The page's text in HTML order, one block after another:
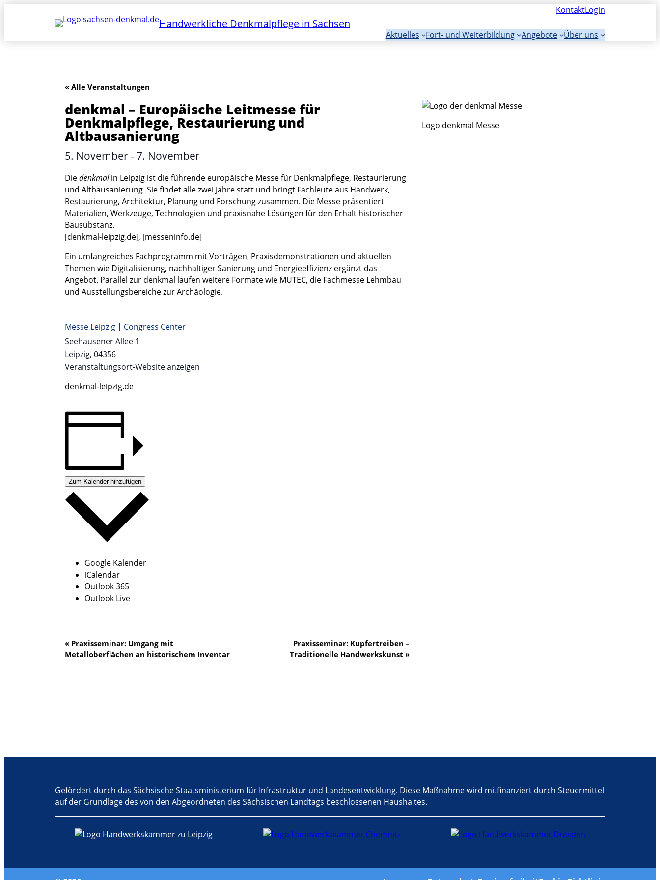
KontaktLogin
Handwerkliche Denkmalpflege in Sachsen
Aktuelles Fort- und Weiterbildung Angebote Über uns
« Alle Veranstaltungen
denkmal – Europäische Leitmesse für
Denkmalpflege, Restaurierung und
Altbausanierung
5. November – 7. November
Diedenkmalin Leipzig ist die führende europäische Messe für Denkmalpflege, Restaurierung
und Altbausanierung. Sie findet alle zwei Jahre statt und bringt Fachleute aus Handwerk,
Restaurierung, Architektur, Planung und Forschung zusammen. Die Messe präsentiert
Materialien, Werkzeuge, Technologien und praxisnahe Lösungen für den Erhalt historischer
Bausubstanz.
[denkmal-leipzig.de], [messeninfo.de]
Ein umfangreiches Fachprogramm mit Vorträgen, Praxisdemonstrationen und aktuellen
Themen wie Digitalisierung, nachhaltiger Sanierung und Energieeffizienz ergänzt das
Angebot. Parallel zur denkmal laufen weitere Formate wie MUTEC, die Fachmesse Lehmbau
und Ausstellungsbereiche zur Archäologie.
Messe Leipzig | Congress Center
Seehausener Allee 1
Leipzig, 04356
Veranstaltungsort-Website anzeigen
denkmal-leipzig.de
Zum Kalender hinzufügen
Google Kalender
iCalendar
Outlook 365
Outlook Live
V
e
l
n
g
v
« Praxisseminar: Umgang mit
Metalloberflächen an historischem Inventar
Praxisseminar: Kupfertreiben –
Traditionelle Handwerkskunst »
Logo denkmal Messe
Gefördert durch das Sächsische Staatsministerium für Infrastruktur und Landesentwicklung. Diese Maßnahme wird mitfinanziert durch Steuermittel
auf der Grundlage des von den Abgeordneten des Sächsischen Landtags beschlossenen Haushaltes.